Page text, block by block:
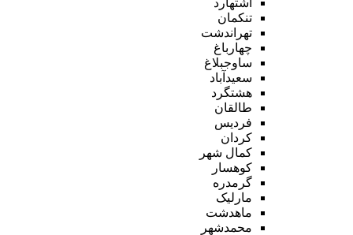
تنکمان
تهراندشت
چهارباغ
ساوجبلاغ
سعیدآباد
هشتگرد
طالقان
فردیس
کردان
کمال شهر
کوهسار
گرمدره
مارلیک
ماهدشت
محمدشهر